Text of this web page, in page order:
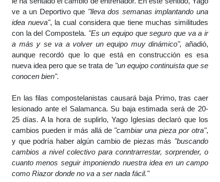
ve a un Deportivo que "lleva dos semanas implantando una
idea nueva", la cual considera que tiene muchas similitudes
con la del Compostela. "Es un equipo que seguro que va a ir
a más y se va a volver un equipo muy dinámico", añadió,
aunque recordó que lo que está en construcción es esa
nueva idea pero que se trata de"un equipo continuista que se
conocen bien".
En las filas compostelanistas causará baja Primo, tras caer
lesionado ante el Salamanca. Su baja estimada será de 20-
25 días. A la hora de suplirlo, Yago Iglesias declaró que los
cambios pueden ir más allá de "cambiar una pieza por otra",
y que podría haber algún cambio de piezas más "buscando
cambios a nivel colectivo para conntrarrestar, sorprender, o
cuanto menos seguir imponiendo nuestra idea en un campo
como Riazor donde no va a ser nada fácil."